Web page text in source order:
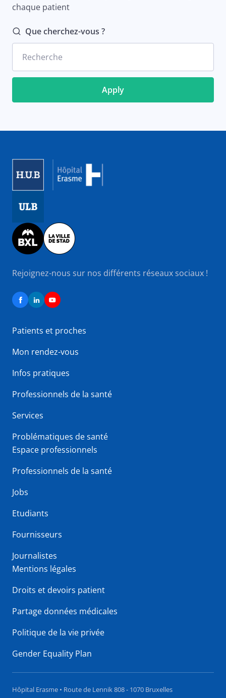
chaque patient
Que cherchez-vous ?
Recherche
Image
Rejoignez-nous sur nos différents réseaux sociaux !
Patients et proches
Mon rendez-vous
Infos pratiques
Professionnels de la santé
Services
Problématiques de santé
Espace professionnels
Professionnels de la santé
Jobs
Etudiants
Fournisseurs
Journalistes
Mentions légales
Droits et devoirs patient
Partage données médicales
Politique de la vie privée
Gender Equality Plan
Hôpital Erasme • Route de Lennik 808 - 1070 Bruxelles